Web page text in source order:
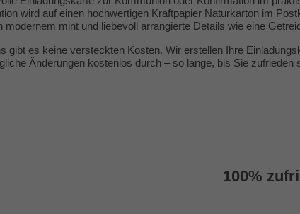
wird auf einen hochwertigen Kraftpapier Naturkarton im
modernem mint und liebevoll arrangierte Details wie eine
gibt es keine versteckten Kosten. Wir erstellen Ihre
Änderungen kostenlos durch – so lange, bis Sie zufrieden
100%